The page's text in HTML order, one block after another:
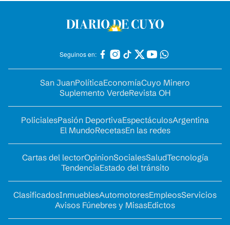
Seguinos en:
San JuanPolíticaEconomíaCuyo Minero
Suplemento VerdeRevista OH
PolicialesPasión DeportivaEspectáculosArgentina
El MundoRecetasEn las redes
Cartas del lectorOpinionSocialesSaludTecnología
TendenciaEstado del tránsito
ClasificadosInmueblesAutomotoresEmpleosServicios
Avisos Fúnebres y MisasEdictos